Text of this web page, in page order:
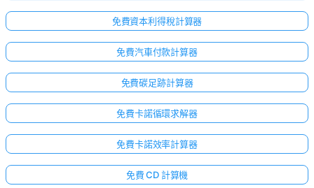
免費資本利得稅計算器
免費汽車付款計算器
免費碳足跡計算器
免費卡諾循環求解器
免費卡諾效率計算器
免費 CD 計算機